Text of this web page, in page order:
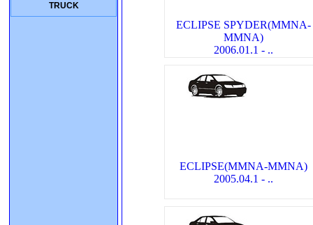
TRUCK
ECLIPSE SPYDER(MMNA-
MMNA)
2006.01.1 - ..
ECLIPSE(MMNA-MMNA)
2005.04.1 - ..